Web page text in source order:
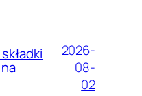
2026-
08-
02